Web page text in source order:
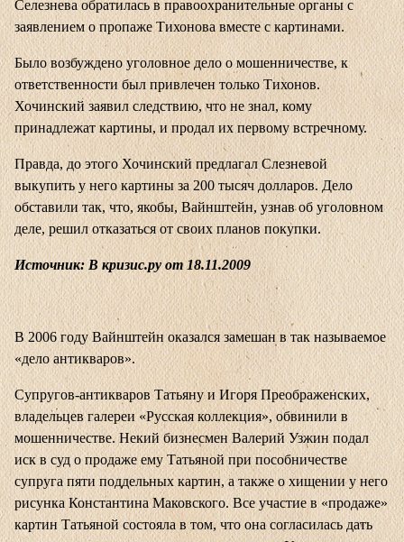
Селезнева обратилась в правоохранительные органы с
заявлением о пропаже Тихонова вместе с картинами.
Было возбуждено уголовное дело о мошенничестве, к
ответственности был привлечен только Тихонов.
Хочинский заявил следствию, что не знал, кому
принадлежат картины, и продал их первому встречному.
Правда, до этого Хочинский предлагал Слезневой
выкупить у него картины за 200 тысяч долларов. Дело
обставили так, что, якобы, Вайнштейн, узнав об уголовном
деле, решил отказаться от своих планов покупки.
Источник: В кризис.ру от 18.11.2009
В 2006 году Вайнштейн оказался замешан в так называемое
«дело антикваров».
Супругов-антикваров Татьяну и Игоря Преображенских,
владельцев галереи «Русская коллекция», обвинили в
мошенничестве. Некий бизнесмен Валерий Узжин подал
иск в суд о продаже ему Татьяной при пособничестве
супруга пяти поддельных картин, а также о хищении у него
рисунка Константина Маковского. Все участие в «продаже»
картин Татьяной состояла в том, что она согласилась дать